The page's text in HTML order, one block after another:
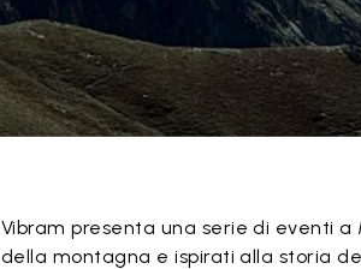
Vibram presenta una serie di eventi
della montagna e ispirati alla storia